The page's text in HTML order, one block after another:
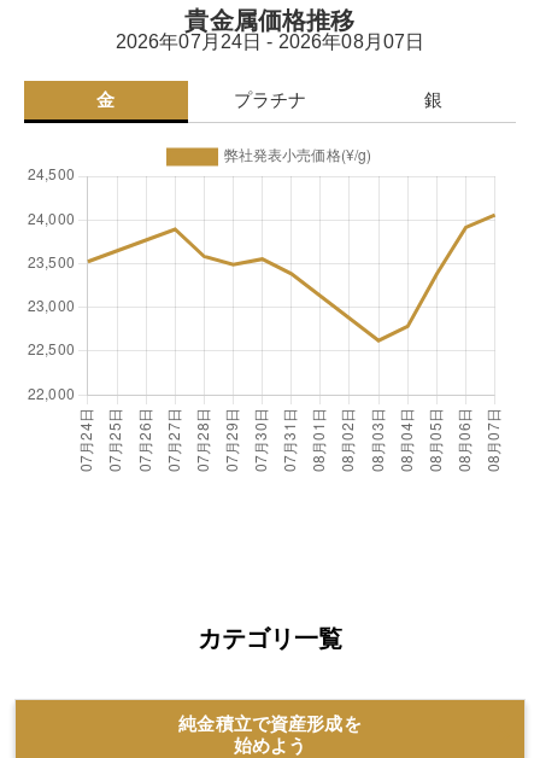
貴金属価格推移
2026年07月24日 - 2026年08月07日
金 プラチナ 銀
カテゴリ一覧
純金積立で資産形成を
始めよう